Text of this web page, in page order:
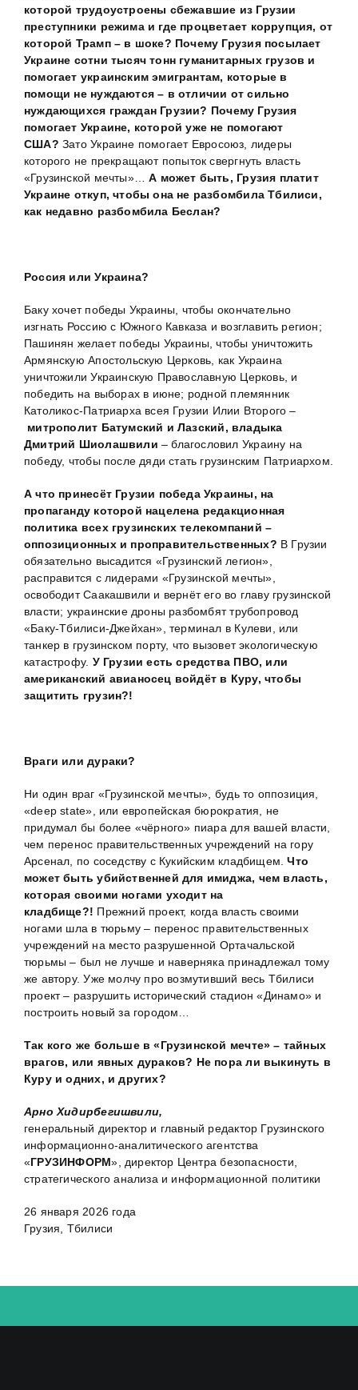
которой трудоустроены сбежавшие из Грузии
преступники режима и где процветает коррупция, от
которой Трамп – в шоке? Почему Грузия посылает
Украине сотни тысяч тонн гуманитарных грузов и
помогает украинским эмигрантам, которые в
помощи не нуждаются – в отличии от сильно
нуждающихся граждан Грузии? Почему Грузия
помогает Украине, которой уже не помогают
США?Зато Украине помогает Евросоюз, лидеры
которого не прекращают попыток свергнуть власть
«Грузинской мечты»…А может быть, Грузия платит
Украине откуп, чтобы она не разбомбила Тбилиси,
как недавно разбомбила Беслан?
Россия или Украина?
Баку хочет победы Украины, чтобы окончательно
изгнать Россию с Южного Кавказа и возглавить регион;
Пашинян желает победы Украины, чтобы уничтожить
Армянскую Апостольскую Церковь, как Украина
уничтожили Украинскую Православную Церковь, и
победить на выборах в июне; родной племянник
Католикос-Патриарха всея Грузии Илии Второго –
митрополит Батумский и Лазский, владыка
Дмитрий Шиолашвили – благословил Украину на
победу, чтобы после дяди стать грузинским Патриархом.
А что принесёт Грузии победа Украины, на
пропаганду которой нацелена редакционная
политика всех грузинских телекомпаний –
оппозиционных и проправительственных? В Грузии
обязательно высадится «Грузинский легион»,
расправится с лидерами «Грузинской мечты»,
освободит Саакашвили и вернёт его во главу грузинской
власти; украинские дроны разбомбят трубопровод
«Баку-Тбилиси-Джейхан», терминал в Кулеви, или
танкер в грузинском порту, что вызовет экологическую
катастрофу. У Грузии есть средства ПВО, или
американский авианосец войдёт в Куру, чтобы
защитить грузин?!
Враги или дураки?
Ни один враг «Грузинской мечты», будь то оппозиция,
«deep state», или европейская бюрократия, не
придумал бы более «чёрного» пиара для вашей власти,
чем перенос правительственных учреждений на гору
Арсенал, по соседству с Кукийским кладбищем.Что
может быть убийственней для имиджа, чем власть,
которая своими ногами уходит на
кладбище?! Прежний проект, когда власть своими
ногами шла в тюрьму – перенос правительственных
учреждений на место разрушенной Ортачальской
тюрьмы – был не лучше и наверняка принадлежал тому
же автору. Уже молчу про возмутивший весь Тбилиси
проект – разрушить исторический стадион «Динамо» и
построить новый за городом…
Так кого же больше в «Грузинской мечте» – тайных
врагов, или явных дураков? Не пора ли выкинуть в
Куру и одних, и других?
Арно Хидирбегишвили,
генеральный директор и главный редактор Грузинского
информационно-аналитического агентства
«ГРУЗИНФОРМ», директор Центра безопасности,
стратегического анализа и информационной политики
26 января 2026 года
Грузия, Тбилиси